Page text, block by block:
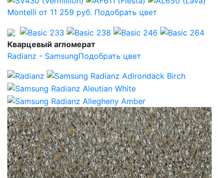
Montelli от 11 259 руб. Подобрать цвет
Кварцевый агломерат
Radianz - SamsungПодобрать цвет